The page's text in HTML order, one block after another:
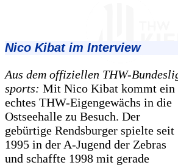
Nico Kibat im Interview
Aus dem offiziellen THW-
sports: Mit Nico Kibat kommt ein
echtes THW-Eigengewächs in die
Ostseehalle zu Besuch. Der
gebürtige Rendsburger spielte seit
1995 in der A-Jugend der Zebras
und schaffte 1998 mit gerade